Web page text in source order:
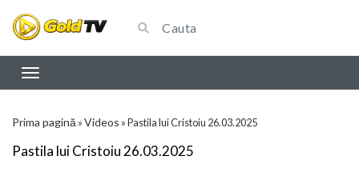
Prima pagină »Videos »Pastila lui Cristoiu 26.03.2025
Pastila lui Cristoiu 26.03.2025